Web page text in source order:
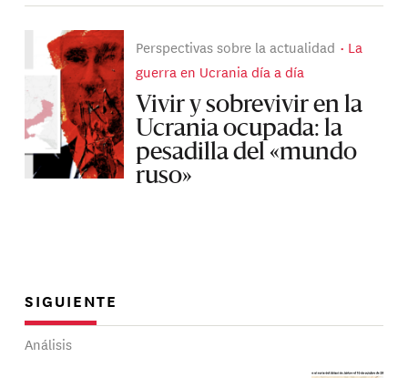
Perspectivas sobre la actualidad
La
guerra en Ucrania día a día
Vivir y sobrevivir en la
Ucrania ocupada: la
pesadilla del «mundo
ruso»
SIGUIENTE
Análisis